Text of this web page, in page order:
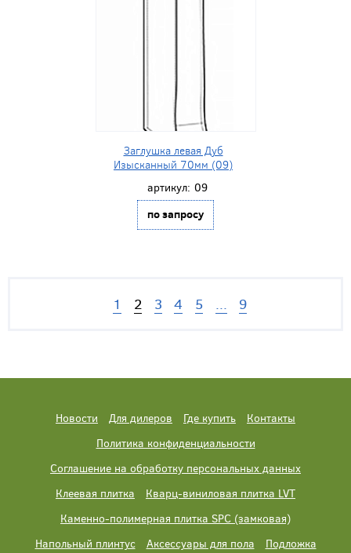
Заглушка левая Дуб
Изысканный 70мм (09)
артикул: 09
по запросу
1 2 3 4 5 ... 9
Новости Для дилеров Где купить
Контакты
Политика конфиденциальности
Соглашение на обработку персональных данных
Клеевая плитка
Кварц-виниловая плитка LVT
Каменно-полимерная плитка SPC (замковая)
Напольный плинтус
Аксессуары для пола Подложка